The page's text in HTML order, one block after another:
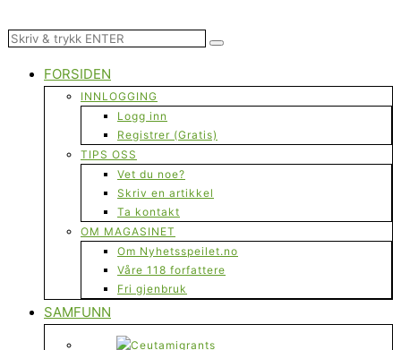
FORSIDEN
INNLOGGING
Logg inn
Registrer (Gratis)
TIPS OSS
Vet du noe?
Skriv en artikkel
Ta kontakt
OM MAGASINET
Om Nyhetsspeilet.no
Våre 118 forfattere
Fri gjenbruk
SAMFUNN